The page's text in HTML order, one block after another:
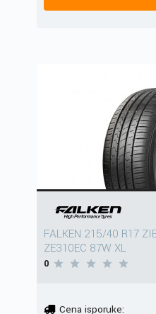
FALKEN 215/40 R17
ZE310EC 87W XL
0
Cena isporuke: